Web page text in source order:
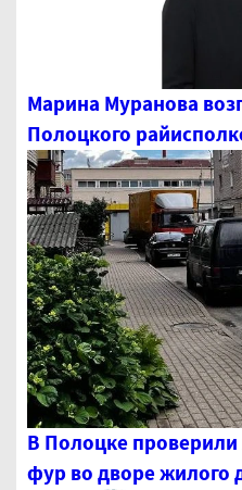
Марина Муранова
Полоцкого
В Полоцке проверили
фур во дворе жилого